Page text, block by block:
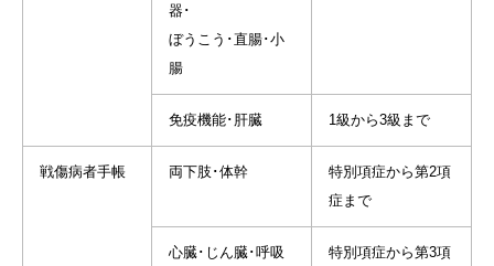
器･
ぼうこう･直腸･小
腸
免疫機能･肝臓 1級から3級まで
戦傷病者手帳 両下肢･体幹
特別項症から第2項
症まで
心臓･じん臓･呼吸
特別項症から第3項